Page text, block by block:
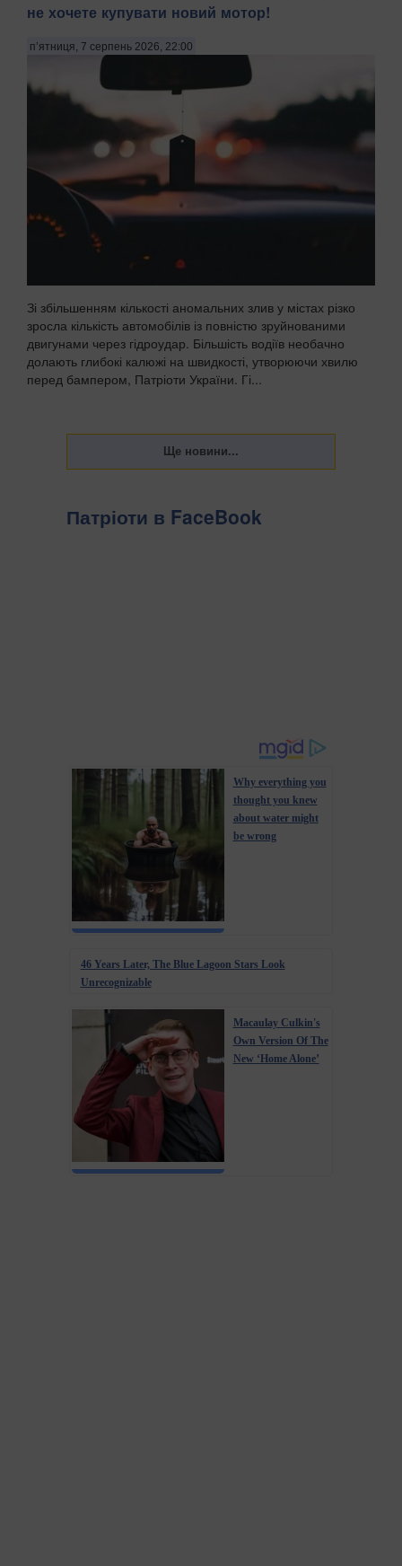
не хочете купувати новий мотор!
п’ятниця, 7 серпень 2026, 22:00
Зі збільшенням кількості аномальних злив у містах різко
зросла кількість автомобілів із повністю зруйнованими
двигунами через гідроудар. Більшість водіїв необачно
долають глибокі калюжі на швидкості, утворюючи хвилю
перед бампером, Патріоти України. Гі...
Патріоти в FaceBook
Why everything you
thought you knew
about water might
be wrong
46 Years Later, The Blue Lagoon Stars Look
Unrecognizable
Macaulay Culkin's
Own Version Of The
New ‘Home Alone’